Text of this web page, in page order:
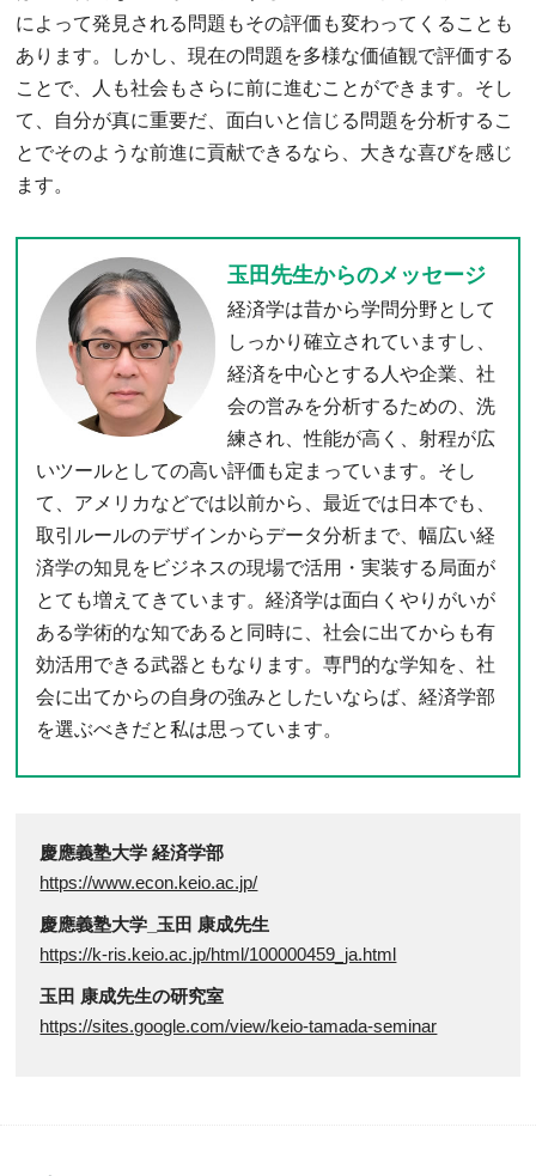
によって発見される問題もその評価も変わってくることも
あります。しかし、現在の問題を多様な価値観で評価する
ことで、人も社会もさらに前に進むことができます。そし
て、自分が真に重要だ、面白いと信じる問題を分析するこ
とでそのような前進に貢献できるなら、大きな喜びを感じ
ます。
玉田先生からのメッセージ
経済学は昔から学問分野として
しっかり確立されていますし、
経済を中心とする人や企業、社
会の営みを分析するための、洗
練され、性能が高く、射程が広
いツールとしての高い評価も定まっています。そし
て、アメリカなどでは以前から、最近では日本でも、
取引ルールのデザインからデータ分析まで、幅広い経
済学の知見をビジネスの現場で活用・実装する局面が
とても増えてきています。経済学は面白くやりがいが
ある学術的な知であると同時に、社会に出てからも有
効活用できる武器ともなります。専門的な学知を、社
会に出てからの自身の強みとしたいならば、経済学部
を選ぶべきだと私は思っています。
慶應義塾大学 経済学部
https://www.econ.keio.ac.jp/
慶應義塾大学_玉田 康成先生
https://k-ris.keio.ac.jp/html/100000459_ja.html
玉田 康成先生の研究室
https://sites.google.com/view/keio-tamada-seminar